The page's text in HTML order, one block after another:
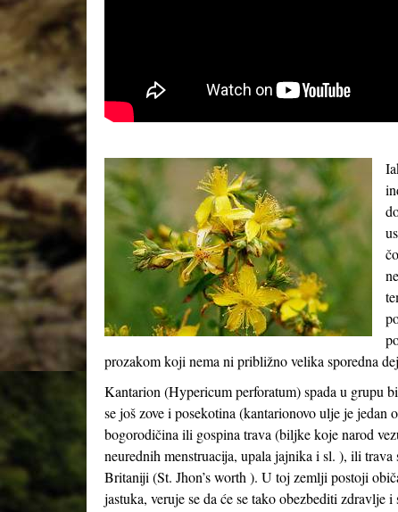
prozakom koji nema ni približno velika sporedna
Kantarion (Hypericum perforatum) spada u grupu
se još zove i posekotina (kantarionovo ulje je
bogorodičina ili gospina trava (biljke koje narod
neurednih menstruacija, upala jajnika i sl. ), ili
Britaniji (St. Jhon’s worth ). U toj zemlji postoji
jastuka, veruje se da će se tako obezbediti zdravlje